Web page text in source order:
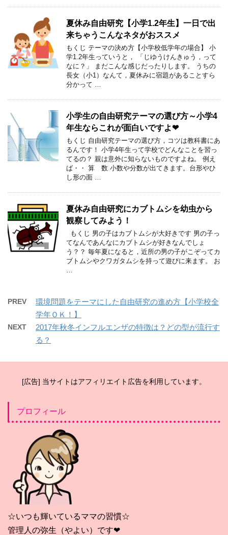
夏休み自由研究【小学1.2年生】一日で出
来ちゃうこんなネタがおススメ
もくじ テーマの決め方【小学校低学年の場合】 小
学1.2年生っていうと， 「じゆうけんきゅう，って
なに？」 まだこんな感じだったりします。 うちの
長女（小1）なんて，夏休みに宿題があることすら
分かって …
小学生の自由研究テーマの選び方～小学4
年生ならこれが面白いですよ❤
もくじ 自由研究テーマの選び方，コツは教科書にあ
るんです！ 小学4年生って学校でどんなことを習っ
てるの？ 親は意外に知らないものですよね。 例え
ば・・ 算 数 小数や分数が出てきます。台形やひ
し形の面 …
夏休み自由研究にカブトムシを幼虫から
観察してみよう！
もくじ 男の子はカブトムシが大好きです 男の子っ
てなんであんなにカブトムシが好きなんでしょ
う？？ 毎年夏になると，近所の男の子がこぞってカ
ブトムシやクワガタムシを持って遊びに来ます。 お
…
PREV
環境問題をテーマにした自由研究の進め方【小学校全
学年ＯＫ！】
NEXT
2017年秋冬インフルエンザの特徴は？どの型が流行す
る？
[広告] 当サイトはアフィリエイト広告を利用しています。
プロフィール
☆いつも輝いているママの習慣☆
管理人の弥生（やよい）です❤